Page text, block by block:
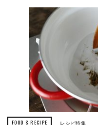
FOOD & RECIPE レシピ特集